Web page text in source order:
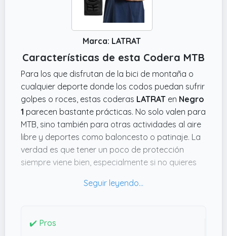
Marca: LATRAT
Características de esta Codera MTB
Para los que disfrutan de la bici de montaña o
cualquier deporte donde los codos puedan sufrir
golpes o roces, estas coderas LATRAT en Negro
1 parecen bastante prácticas. No solo valen para
MTB, sino también para otras actividades al aire
libre y deportes como baloncesto o patinaje. La
verdad es que tener un poco de protección
siempre viene bien, especialmente si no quieres
gruesa que protege bien, pero sin que te sientas
✔️ Pros